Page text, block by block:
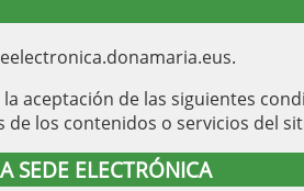
aceptación de las siguientes
los contenidos o servicios del
SEDE ELECTRÓNICA